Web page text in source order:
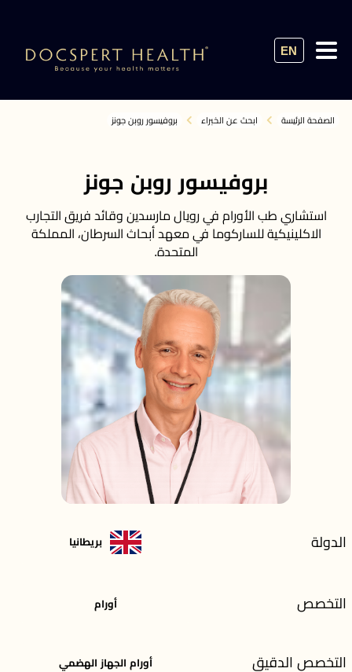
EN
الصفحة الرئيسة ابحث عن الخبراء بروفيسور روبن جونز
بروفيسور روبن جونز
استشاري طب الأورام في رويال مارسدين وقائد فريق التجارب
الاكلينيكية للساركوما في معهد أبحاث السرطان، المملكة
المتحدة.
الدولة بريطانيا
التخصص أورام
التخصص الدقيق أورام الجهاز الهضمي